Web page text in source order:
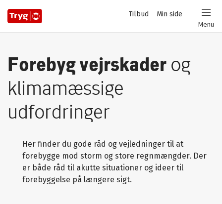
Menu
Privat
Login
Min side
Tilbud
Forebyg vejrskader og
klimamæssige
udfordringer
Her finder du gode råd og vejledninger til at
forebygge mod storm og store regnmængder. Der
er både råd til akutte situationer og ideer til
forebyggelse på længere sigt.